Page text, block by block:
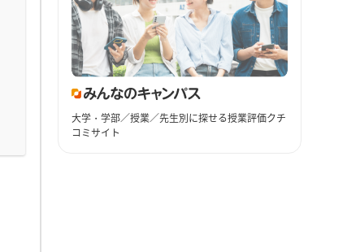
大学・学部／授業／先生別に探せる授業評価クチ
コミサイト